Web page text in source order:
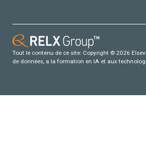
Tout le contenu de ce site: Copyright © 2026
de données, a la formation en IA et aux